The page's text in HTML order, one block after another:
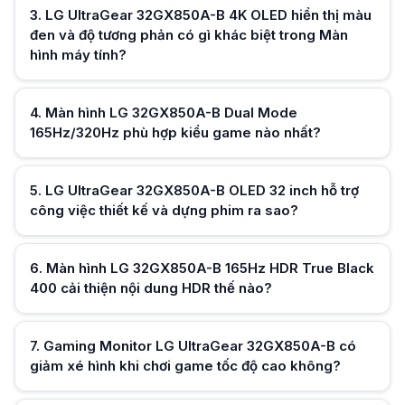
Màn hình LG 32GX850A-B viền siêu mỏng hỗ trợ thiết lập đa màn hình
Thiết kế viền siêu mỏng của LG 32GX850A-B giúp ghép nhiều màn
Màn hình LG 32GX850A-B OLED có yêu cầu cấu hình PC như thế nào
Hữu ích (0)
Hữu ích (0)
3. LG UltraGear 32GX850A-B 4K OLED hiển thị màu
đen và độ tương phản có gì khác biệt trong Màn
hình máy tính?
Hữu ích (0)
4. Màn hình LG 32GX850A-B Dual Mode
165Hz/320Hz phù hợp kiểu game nào nhất?
Hữu ích (0)
5. LG UltraGear 32GX850A-B OLED 32 inch hỗ trợ
công việc thiết kế và dựng phim ra sao?
Hữu ích (0)
6. Màn hình LG 32GX850A-B 165Hz HDR True Black
400 cải thiện nội dung HDR thế nào?
7. Gaming Monitor LG UltraGear 32GX850A-B có
giảm xé hình khi chơi game tốc độ cao không?